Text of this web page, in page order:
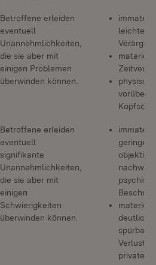
Betroffene erleiden
eventuell
Unannehmlichkeiten,
die sie aber mit
einigen Problemen
überwinden können.
leichte
materiell:
physisch:
Betroffene erleiden
eventuell
signifikante
Unannehmlichkeiten,
die sie aber mit
einigen
Schwierigkeiten
überwinden können.
geringe,
objektiv
materiell:
deutlich
spürbarer
Verlust
privatem